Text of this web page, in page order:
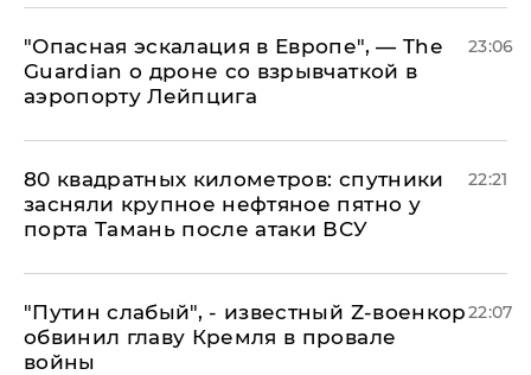
"Опасная эскалация в Европе", — The
Guardian о дроне со взрывчаткой в
аэропорту Лейпцига
23:06
80 квадратных километров: спутники
засняли крупное нефтяное пятно у
порта Тамань после атаки ВСУ
22:21
​"Путин слабый", - известный Z-военкор
обвинил главу Кремля в провале
войны
22:07